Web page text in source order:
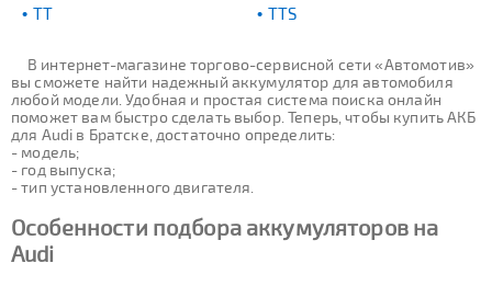
TT TTS
В интернет-магазине торгово-сервисной сети «Автомотив»
вы сможете найти надежный аккумулятор для автомобиля
любой модели. Удобная и простая система поиска онлайн
поможет вам быстро сделать выбор. Теперь, чтобы купить АКБ
для Audi в Братске, достаточно определить:
- модель;
- год выпуска;
- тип установленного двигателя.
Особенности подбора аккумуляторов на
Audi